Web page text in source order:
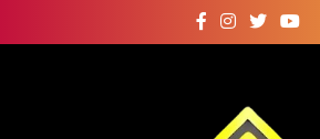
to